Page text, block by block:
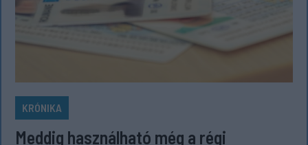
KRÓNIKA
Meddig használható még a régi